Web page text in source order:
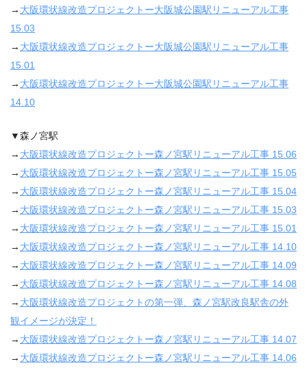
→ 大阪環状線改造プロジェクトー大阪城公園駅リニューアル工事
15.03
→ 大阪環状線改造プロジェクトー大阪城公園駅リニューアル工事
15.01
→ 大阪環状線改造プロジェクトー大阪城公園駅リニューアル工事
14.10
▼森ノ宮駅
→ 大阪環状線改造プロジェクトー森ノ宮駅リニューアル工事 15.06
→ 大阪環状線改造プロジェクトー森ノ宮駅リニューアル工事 15.05
→ 大阪環状線改造プロジェクトー森ノ宮駅リニューアル工事 15.04
→ 大阪環状線改造プロジェクトー森ノ宮駅リニューアル工事 15.03
→ 大阪環状線改造プロジェクトー森ノ宮駅リニューアル工事 15.01
→ 大阪環状線改造プロジェクトー森ノ宮駅リニューアル工事 14.10
→ 大阪環状線改造プロジェクトー森ノ宮駅リニューアル工事 14.09
→ 大阪環状線改造プロジェクトー森ノ宮駅リニューアル工事 14.08
→ 大阪環状線改造プロジェクトの第一弾、森ノ宮駅改良駅舎の外
観イメージが決定！
→ 大阪環状線改造プロジェクトー森ノ宮駅リニューアル工事 14.07
→ 大阪環状線改造プロジェクトー森ノ宮駅リニューアル工事 14.06